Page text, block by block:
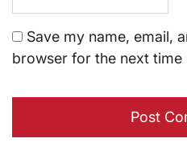
Save my name, email,
browser for the next time